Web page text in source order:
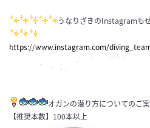
うなりざきのInstagramも
https://www.instagram.com/
オガンの潜り方についてのご
【推奨本数】100本以上